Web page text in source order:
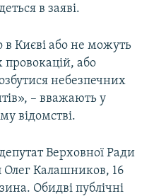
в заяві.
Києві або не можуть
або
небезпечних
– вважають у
відомстві.
Верховної Ради
Олег Калашников, 16
Обидві публічні